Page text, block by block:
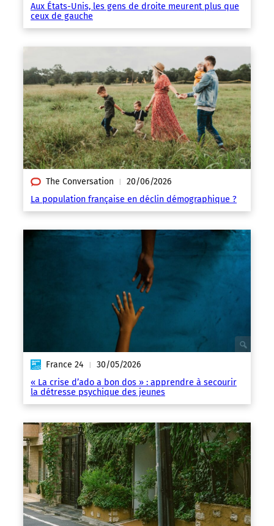
Aux États-Unis, les gens de droite meurent plus que
ceux de gauche
The Conversation | 20/06/2026
La population française en déclin démographique ?
France 24 | 30/05/2026
« La crise d’ado a bon dos » : apprendre à secourir
la détresse psychique des jeunes